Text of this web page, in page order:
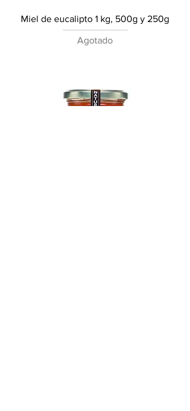
Miel de eucalipto 1 kg, 500g y 250g
Agotado